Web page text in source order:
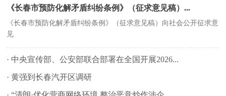
《长春市预防化解矛盾纠纷条例》（征求意见稿）...
《长春市预防化解矛盾纠纷条例》（征求意见稿）向社会公开征求意
见
· 中央宣传部、公安部联合部署在全国开展2026...
·黄强到长春汽开区调研